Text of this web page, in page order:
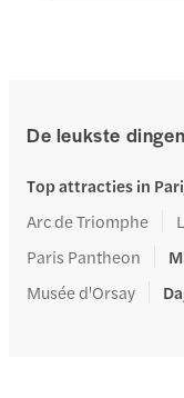
De leukste
Top attracties in
Arc de Triomphe
Paris Pantheon
Musée d'Orsay